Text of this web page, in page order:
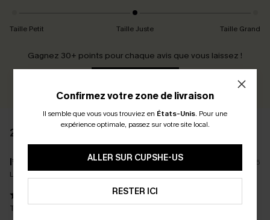
Taille Petit Taille Juste Taille Grand
Gagnez 30+ points pour chaque avis que vous laissez !
2 AVIS
l****
22/07/2026
La taille achetée:
Très joli mais un peu petit pour moi
Confirmez votre zone de livraison
Il semble que vous vous trouviez en États-Unis. Pour une
expérience optimale, passez sur votre site local.
ALLER SUR CUPSHE-US
RESTER ICI